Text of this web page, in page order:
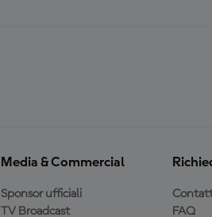
Media & Commercial
Sponsor ufficiali
TV Broadcast
FAQ